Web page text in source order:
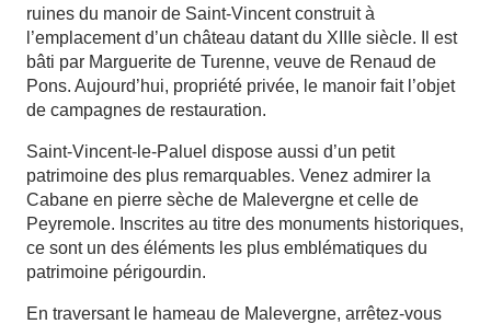
ruines du manoir de Saint-Vincent construit à
l’emplacement d’un château datant du XIIIe siècle. Il est
bâti par Marguerite de Turenne, veuve de Renaud de
Pons. Aujourd’hui, propriété privée, le manoir fait l’objet
de campagnes de restauration.
Saint-Vincent-le-Paluel dispose aussi d’un petit
patrimoine des plus remarquables. Venez admirer la
Cabane en pierre sèche de Malevergne et celle de
Peyremole. Inscrites au titre des monuments historiques,
ce sont un des éléments les plus emblématiques du
patrimoine périgourdin.
En traversant le hameau de Malevergne, arrêtez-vous